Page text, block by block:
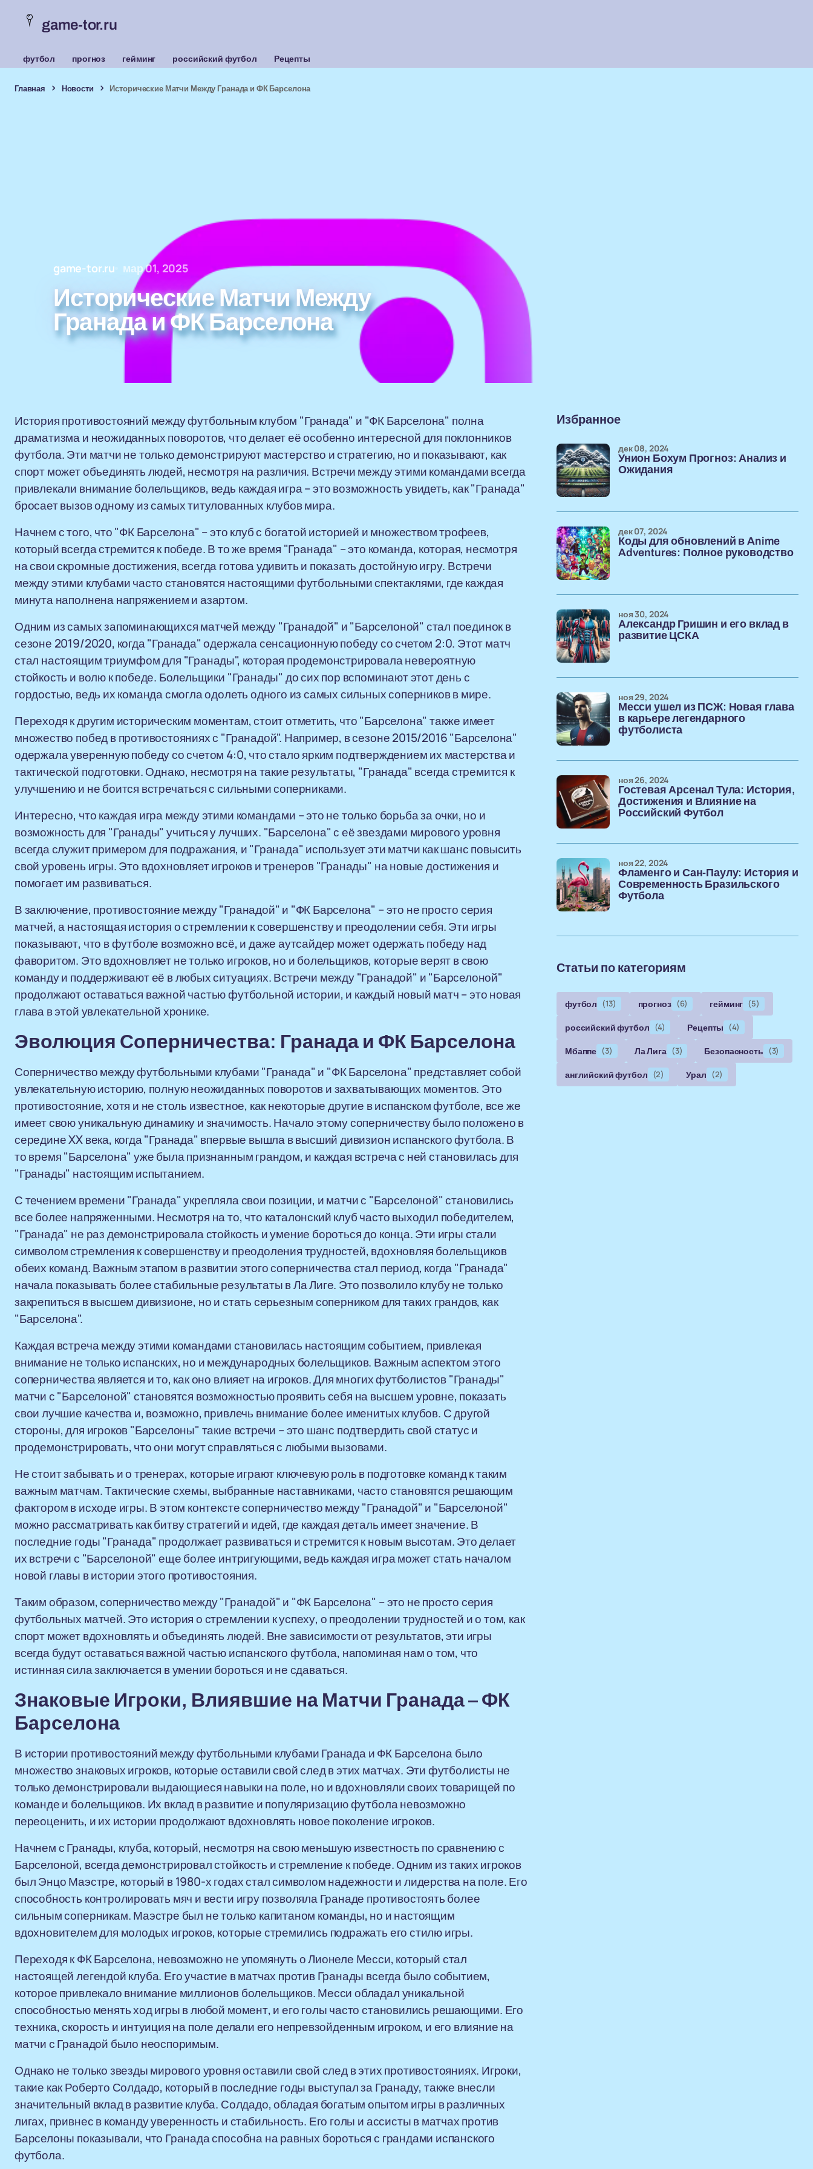
game-tor.ru
футбол прогноз гейминг российский футбол Рецепты
Главная Новости Исторические Матчи Между Гранада и ФК Барселона
game-tor.ru мар 01, 2025
Исторические Матчи Между
Гранада и ФК Барселона
История противостояний между футбольным клубом "Гранада" и "ФК Барселона" полна
драматизма и неожиданных поворотов, что делает её особенно интересной для поклонников
футбола. Эти матчи не только демонстрируют мастерство и стратегию, но и показывают, как
спорт может объединять людей, несмотря на различия. Встречи между этими командами всегда
привлекали внимание болельщиков, ведь каждая игра – это возможность увидеть, как "Гранада"
бросает вызов одному из самых титулованных клубов мира.
Начнем с того, что "ФК Барселона" – это клуб с богатой историей и множеством трофеев,
который всегда стремится к победе. В то же время "Гранада" – это команда, которая, несмотря
на свои скромные достижения, всегда готова удивить и показать достойную игру. Встречи
между этими клубами часто становятся настоящими футбольными спектаклями, где каждая
минута наполнена напряжением и азартом.
Одним из самых запоминающихся матчей между "Гранадой" и "Барселоной" стал поединок в
сезоне 2019/2020, когда "Гранада" одержала сенсационную победу со счетом 2:0. Этот матч
стал настоящим триумфом для "Гранады", которая продемонстрировала невероятную
стойкость и волю к победе. Болельщики "Гранады" до сих пор вспоминают этот день с
гордостью, ведь их команда смогла одолеть одного из самых сильных соперников в мире.
Переходя к другим историческим моментам, стоит отметить, что "Барселона" также имеет
множество побед в противостояниях с "Гранадой". Например, в сезоне 2015/2016 "Барселона"
одержала уверенную победу со счетом 4:0, что стало ярким подтверждением их мастерства и
тактической подготовки. Однако, несмотря на такие результаты, "Гранада" всегда стремится к
улучшению и не боится встречаться с сильными соперниками.
Интересно, что каждая игра между этими командами – это не только борьба за очки, но и
возможность для "Гранады" учиться у лучших. "Барселона" с её звездами мирового уровня
всегда служит примером для подражания, и "Гранада" использует эти матчи как шанс повысить
свой уровень игры. Это вдохновляет игроков и тренеров "Гранады" на новые достижения и
помогает им развиваться.
В заключение, противостояние между "Гранадой" и "ФК Барселона" – это не просто серия
матчей, а настоящая история о стремлении к совершенству и преодолении себя. Эти игры
показывают, что в футболе возможно всё, и даже аутсайдер может одержать победу над
фаворитом. Это вдохновляет не только игроков, но и болельщиков, которые верят в свою
команду и поддерживают её в любых ситуациях. Встречи между "Гранадой" и "Барселоной"
продолжают оставаться важной частью футбольной истории, и каждый новый матч – это новая
глава в этой увлекательной хронике.
Эволюция Соперничества: Гранада и ФК Барселона
Соперничество между футбольными клубами "Гранада" и "ФК Барселона" представляет собой
увлекательную историю, полную неожиданных поворотов и захватывающих моментов. Это
противостояние, хотя и не столь известное, как некоторые другие в испанском футболе, все же
имеет свою уникальную динамику и значимость. Начало этому соперничеству было положено в
середине XX века, когда "Гранада" впервые вышла в высший дивизион испанского футбола. В
то время "Барселона" уже была признанным грандом, и каждая встреча с ней становилась для
"Гранады" настоящим испытанием.
С течением времени "Гранада" укрепляла свои позиции, и матчи с "Барселоной" становились
все более напряженными. Несмотря на то, что каталонский клуб часто выходил победителем,
"Гранада" не раз демонстрировала стойкость и умение бороться до конца. Эти игры стали
символом стремления к совершенству и преодоления трудностей, вдохновляя болельщиков
обеих команд. Важным этапом в развитии этого соперничества стал период, когда "Гранада"
начала показывать более стабильные результаты в Ла Лиге. Это позволило клубу не только
закрепиться в высшем дивизионе, но и стать серьезным соперником для таких грандов, как
"Барселона".
Каждая встреча между этими командами становилась настоящим событием, привлекая
внимание не только испанских, но и международных болельщиков. Важным аспектом этого
соперничества является и то, как оно влияет на игроков. Для многих футболистов "Гранады"
матчи с "Барселоной" становятся возможностью проявить себя на высшем уровне, показать
свои лучшие качества и, возможно, привлечь внимание более именитых клубов. С другой
стороны, для игроков "Барселоны" такие встречи – это шанс подтвердить свой статус и
продемонстрировать, что они могут справляться с любыми вызовами.
Не стоит забывать и о тренерах, которые играют ключевую роль в подготовке команд к таким
важным матчам. Тактические схемы, выбранные наставниками, часто становятся решающим
фактором в исходе игры. В этом контексте соперничество между "Гранадой" и "Барселоной"
можно рассматривать как битву стратегий и идей, где каждая деталь имеет значение. В
последние годы "Гранада" продолжает развиваться и стремится к новым высотам. Это делает
их встречи с "Барселоной" еще более интригующими, ведь каждая игра может стать началом
новой главы в истории этого противостояния.
Таким образом, соперничество между "Гранадой" и "ФК Барселона" – это не просто серия
футбольных матчей. Это история о стремлении к успеху, о преодолении трудностей и о том, как
спорт может вдохновлять и объединять людей. Вне зависимости от результатов, эти игры
всегда будут оставаться важной частью испанского футбола, напоминая нам о том, что
истинная сила заключается в умении бороться и не сдаваться.
Знаковые Игроки, Влиявшие на Матчи Гранада – ФК
Барселона
В истории противостояний между футбольными клубами Гранада и ФК Барселона было
множество знаковых игроков, которые оставили свой след в этих матчах. Эти футболисты не
только демонстрировали выдающиеся навыки на поле, но и вдохновляли своих товарищей по
команде и болельщиков. Их вклад в развитие и популяризацию футбола невозможно
переоценить, и их истории продолжают вдохновлять новое поколение игроков.
Начнем с Гранады, клуба, который, несмотря на свою меньшую известность по сравнению с
Барселоной, всегда демонстрировал стойкость и стремление к победе. Одним из таких игроков
был Энцо Маэстре, который в 1980-х годах стал символом надежности и лидерства на поле. Его
способность контролировать мяч и вести игру позволяла Гранаде противостоять более
сильным соперникам. Маэстре был не только капитаном команды, но и настоящим
вдохновителем для молодых игроков, которые стремились подражать его стилю игры.
Переходя к ФК Барселона, невозможно не упомянуть о Лионеле Месси, который стал
настоящей легендой клуба. Его участие в матчах против Гранады всегда было событием,
которое привлекало внимание миллионов болельщиков. Месси обладал уникальной
способностью менять ход игры в любой момент, и его голы часто становились решающими. Его
техника, скорость и интуиция на поле делали его непревзойденным игроком, и его влияние на
матчи с Гранадой было неоспоримым.
Однако не только звезды мирового уровня оставили свой след в этих противостояниях. Игроки,
такие как Роберто Солдадо, который в последние годы выступал за Гранаду, также внесли
значительный вклад в развитие клуба. Солдадо, обладая богатым опытом игры в различных
лигах, привнес в команду уверенность и стабильность. Его голы и ассисты в матчах против
Барселоны показывали, что Гранада способна на равных бороться с грандами испанского
футбола.
Избранное
Унион Бохум Прогноз: Анализ и
Ожидания
дек 08, 2024
Коды для обновлений в Anime
Adventures: Полное руководство
дек 07, 2024
Александр Гришин и его вклад в
развитие ЦСКА
ноя 30, 2024
Месси ушел из ПСЖ: Новая глава
в карьере легендарного
футболиста
ноя 29, 2024
Гостевая Арсенал Тула: История,
Достижения и Влияние на
Российский Футбол
ноя 26, 2024
Фламенго и Сан-Паулу: История и
Современность Бразильского
Футбола
ноя 22, 2024
Статьи по категориям
футбол (13) прогноз (6) гейминг (5)
российский футбол (4) Рецепты (4)
Мбаппе (3) Ла Лига (3) Безопасность (3)
английский футбол (2) Урал (2)